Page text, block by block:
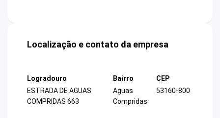
Localização e contato da empresa
Logradouro
ESTRADA DE AGUAS
COMPRIDAS 663
Bairro
Aguas
Compridas
CEP
53160-800